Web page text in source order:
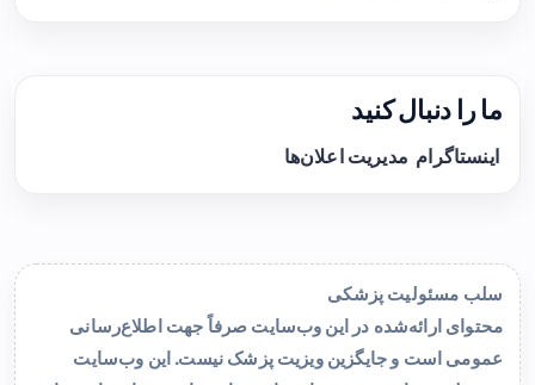
ما را دنبال کنید
اینستاگرام مدیریت اعلان‌ها
سلب مسئولیت پزشکی
محتوای ارائه‌شده در این وب‌سایت صرفاً جهت اطلاع‌رسانی
عمومی است و جایگزین ویزیت پزشک نیست. این وب‌سایت